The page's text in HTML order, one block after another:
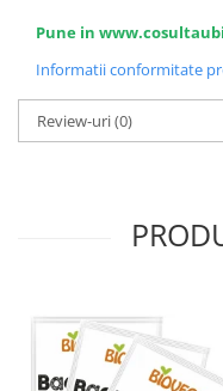
Pune in
Informatii conformitate
Review-uri(0)